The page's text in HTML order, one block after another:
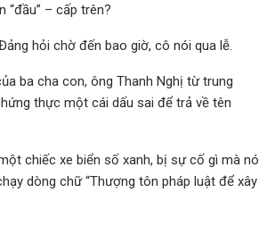
“đầu” – cấp trên?
hỏi chờ đến bao giờ, cô nói qua lễ.
ba cha con, ông Thanh Nghị từ trung
thực một cái dấu sai để trả về tên
chiếc xe biển số xanh, bị sự cố gì mà nó
dòng chữ “Thượng tôn pháp luật để xây